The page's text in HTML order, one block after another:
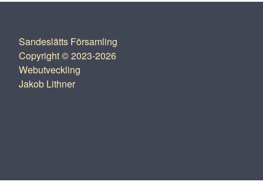
Sandeslätts Församling
Copyright © 2023-2026
Webutveckling
Jakob Lithner